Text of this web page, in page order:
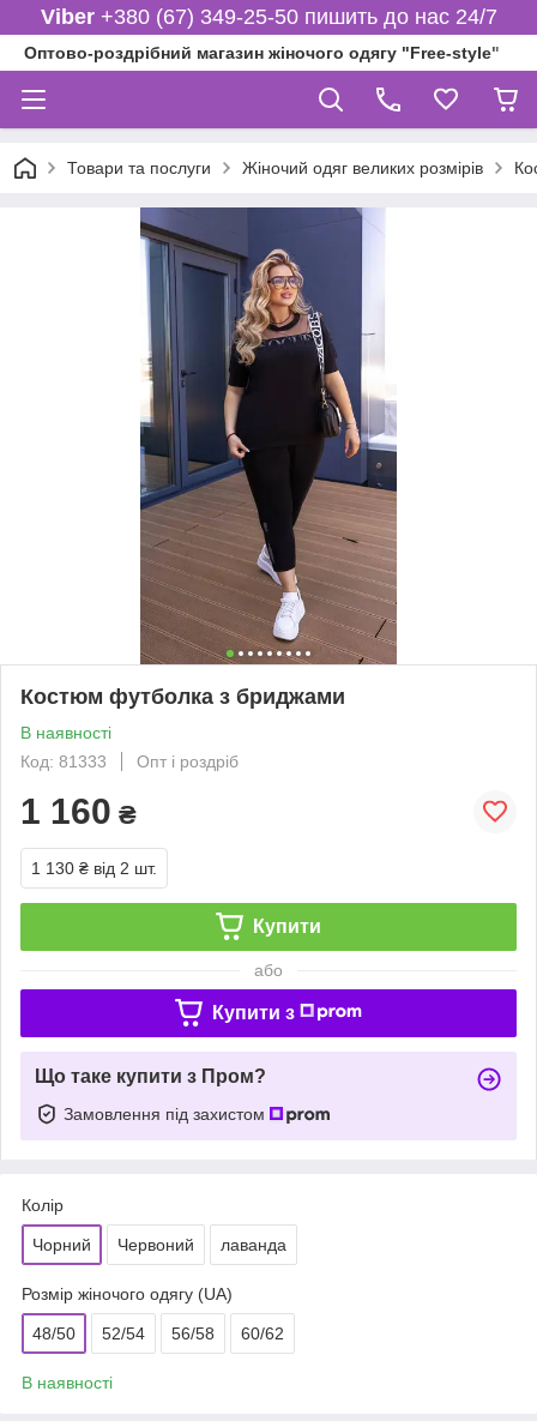
Viber+380 (67) 349-25-50 пишить до нас 24/7
Оптово-роздрібний магазин жіночого одягу "Free-style"
Товари та послуги Жіночий одяг великих розмірів
Костюм футболка з бриджами
В наявності
Код: 81333
Опт і роздріб
1 160 ₴
1 130 ₴ від 2 шт.
Купити
або
Купити з
Що таке купити з Пром?
Замовлення під захистом
Колір
Чорний Червоний лаванда
Розмір жіночого одягу (UA)
48/50 52/54 56/58 60/62
В наявності